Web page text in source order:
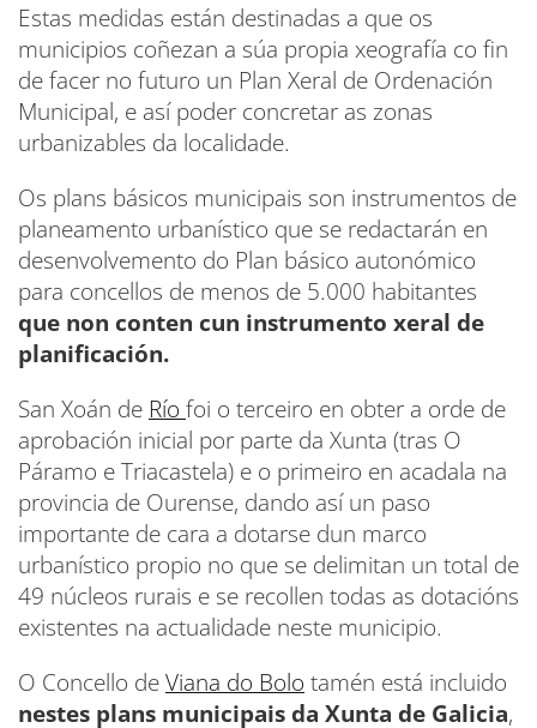
Estas medidas están destinadas a que os
municipios coñezan a súa propia xeografía co fin
de facer no futuro un Plan Xeral de Ordenación
Municipal, e así poder concretar as zonas
urbanizables da localidade.
Os plans básicos municipais son instrumentos de
planeamento urbanístico que se redactarán en
desenvolvemento do Plan básico autonómico
para concellos de menos de 5.000 habitantes
que non conten cun instrumento xeral de
planificación.
San Xoán de Río foi o terceiro en obter a orde de
aprobación inicial por parte da Xunta (tras O
Páramo e Triacastela) e o primeiro en acadala na
provincia de Ourense, dando así un paso
importante de cara a dotarse dun marco
urbanístico propio no que se delimitan un total de
49 núcleos rurais e se recollen todas as dotacións
existentes na actualidade neste municipio.
O Concello deViana do Bolo tamén está incluido
nestes plans municipais da Xunta de Galicia,